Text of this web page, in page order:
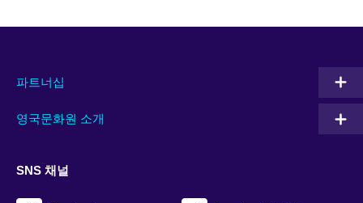
파트너십
영국문화원 소개
SNS 채널